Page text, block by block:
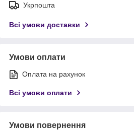
Укрпошта
Всі умови доставки
Умови оплати
Оплата на рахунок
Всі умови оплати
Умови повернення